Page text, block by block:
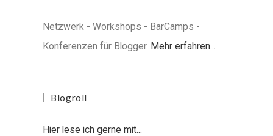
Netzwerk - Workshops - BarCamps -
Konferenzen für Blogger. Mehr erfahren...
Blogroll
Hier lese ich gerne mit...